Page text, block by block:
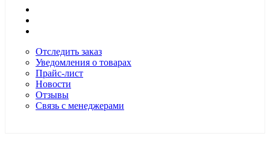
Отследить заказ
Уведомления о товарах
Прайс-лист
Новости
Отзывы
Связь с менеджерами